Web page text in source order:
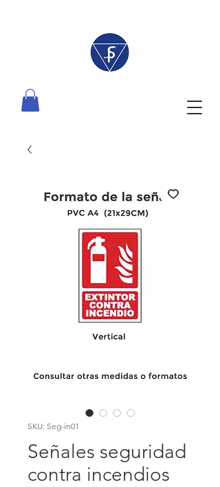
SKU: Seg-in01
Señales seguridad
contra incendios